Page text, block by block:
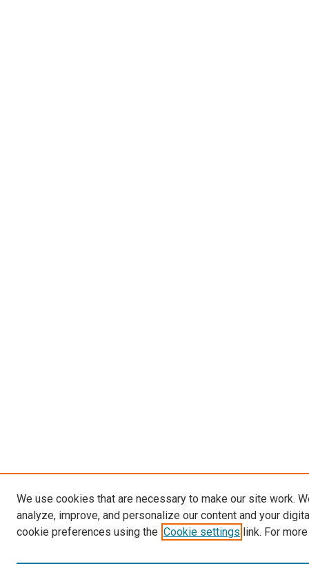
We use cookies that are necessary to make our site work.
analyze, improve, and personalize our content and your
cookie preferences using the Cookie settings link. For